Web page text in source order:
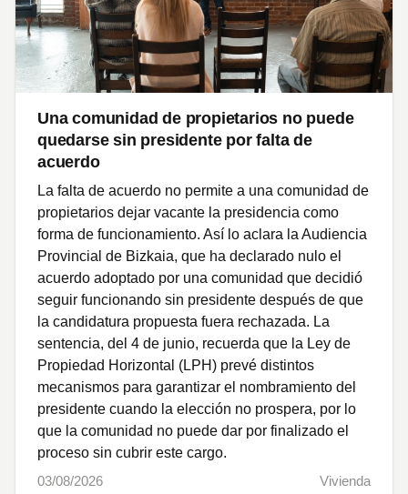
Una comunidad de propietarios no puede
quedarse sin presidente por falta de
acuerdo
La falta de acuerdo no permite a una comunidad de
propietarios dejar vacante la presidencia como
forma de funcionamiento. Así lo aclara la Audiencia
Provincial de Bizkaia, que ha declarado nulo el
acuerdo adoptado por una comunidad que decidió
seguir funcionando sin presidente después de que
la candidatura propuesta fuera rechazada. La
sentencia, del 4 de junio, recuerda que la Ley de
Propiedad Horizontal (LPH) prevé distintos
mecanismos para garantizar el nombramiento del
presidente cuando la elección no prospera, por lo
que la comunidad no puede dar por finalizado el
proceso sin cubrir este cargo.
03/08/2026
Vivienda